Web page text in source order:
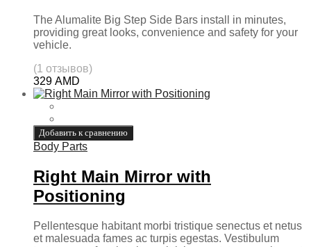
The Alumalite Big Step Side Bars install in minutes,
providing great looks, convenience and safety for your
vehicle.
(1 отзывов)
329 AMD
Добавить к сравнению
Body Parts
Right Main Mirror with
Positioning
Pellentesque habitant morbi tristique senectus et netus
et malesuada fames ac turpis egestas. Vestibulum